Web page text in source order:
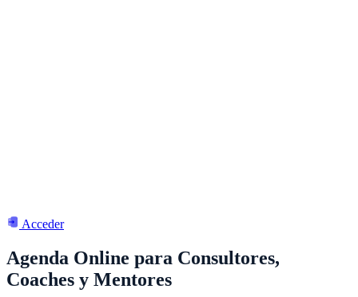
Acceder
Agenda Online para Consultores,
Coaches y Mentores